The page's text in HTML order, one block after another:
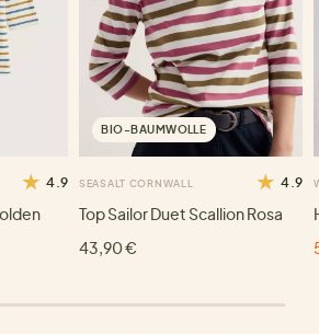
4.9
BIO-BAUMWOLLE
SEASALT CORNWALL 4.9
Top Sailor Duet Scallion Rosa
43,90 €